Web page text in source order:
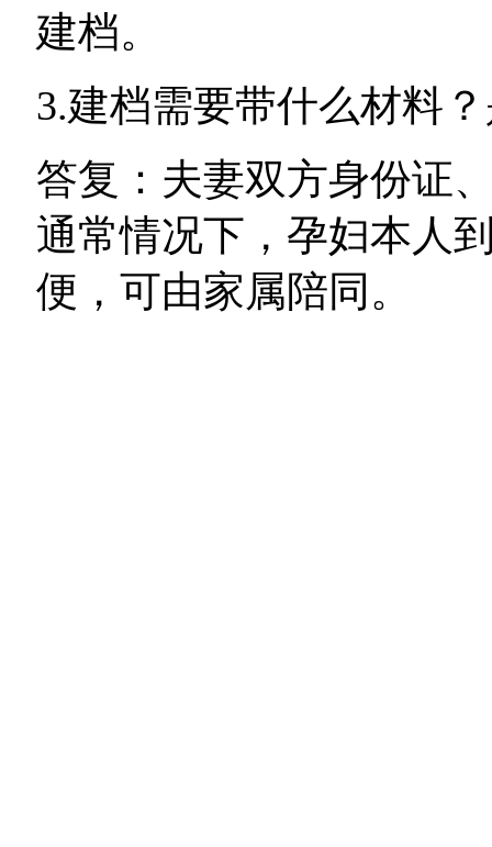
建档。
3.建档需要带什么材料
答复：夫妻双方身份证
通常情况下，孕妇本人
便，可由家属陪同。